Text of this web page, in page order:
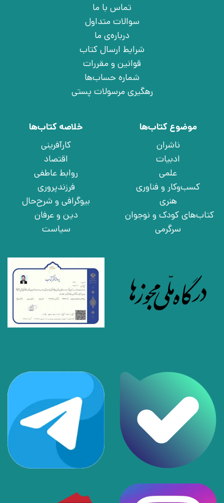
تماس با ما
سوالات متداول
درباره‌ی ما
شرایط ارسال کتاب
قوانین و مقررات
شماره حساب‌ها
رهگیری مرسولات پستی
موضوع کتاب‌ها
ناشران
ادبیات
علمی
کسب‌وکار و فناوری
هنری
کتاب‌های کودک و نوجوان
سرگرمی
خلاصه کتاب‌ها
کارآفرینی
اقتصاد
روابط عاطفی
فرزندپروری
بیوگرافی و شرح‌حال
دین و عرفان
سیاست